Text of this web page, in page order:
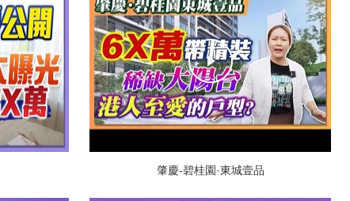
肇慶-碧桂園·東城壹品